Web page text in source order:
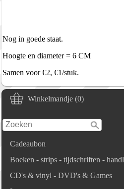
Winkelmandje (0)
Cadeaubon
Boeken - strips - tijdschriften -
CD's & vinyl - DVD's & Games
Nog in goede staat.
Hoogte en diameter = 6 CM
Samen voor €2, €1/stuk.